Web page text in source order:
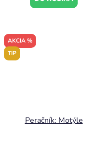
AKCIA %
TIP
Peračník: Motýle